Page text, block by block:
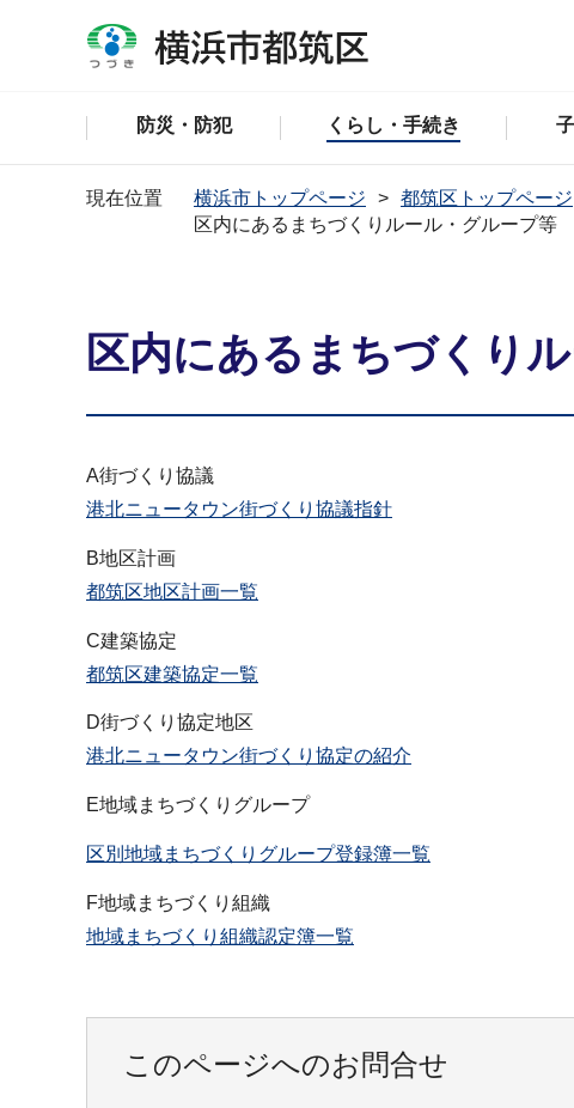
防災・防犯 くらし・手続き
現在位置 横浜市トップページ 都筑区トップページ
区内にあるまちづくりルール・グループ等
区内にあるまちづくり
A街づくり協議
港北ニュータウン街づくり協議指針
B地区計画
都筑区地区計画一覧
C建築協定
都筑区建築協定一覧
D街づくり協定地区
港北ニュータウン街づくり協定の紹介
E地域まちづくりグループ
区別地域まちづくりグループ登録簿一覧
F地域まちづくり組織
地域まちづくり組織認定簿一覧
このページへのお問合せ